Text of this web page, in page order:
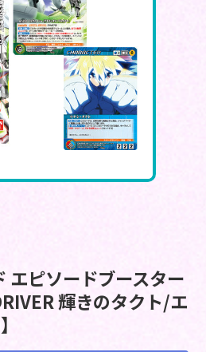
エピソードブースター
輝きのタクト/エ